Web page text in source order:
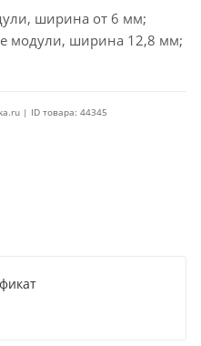
ширина от 6 мм;
модули, ширина 12,8 мм;
| ID товара: 44345